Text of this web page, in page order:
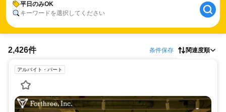
平日のみOK
キーワードを選択してください
2,426件 条件保存 関連度順
アルバイト・パート